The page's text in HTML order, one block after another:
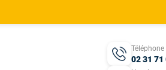
02 31 71